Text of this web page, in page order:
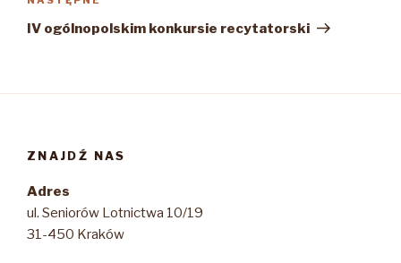
wpis
IV ogólnopolskim konkursie recytatorski
ZNAJDŹ NAS
Adres
ul. Seniorów Lotnictwa 10/19
31-450 Kraków